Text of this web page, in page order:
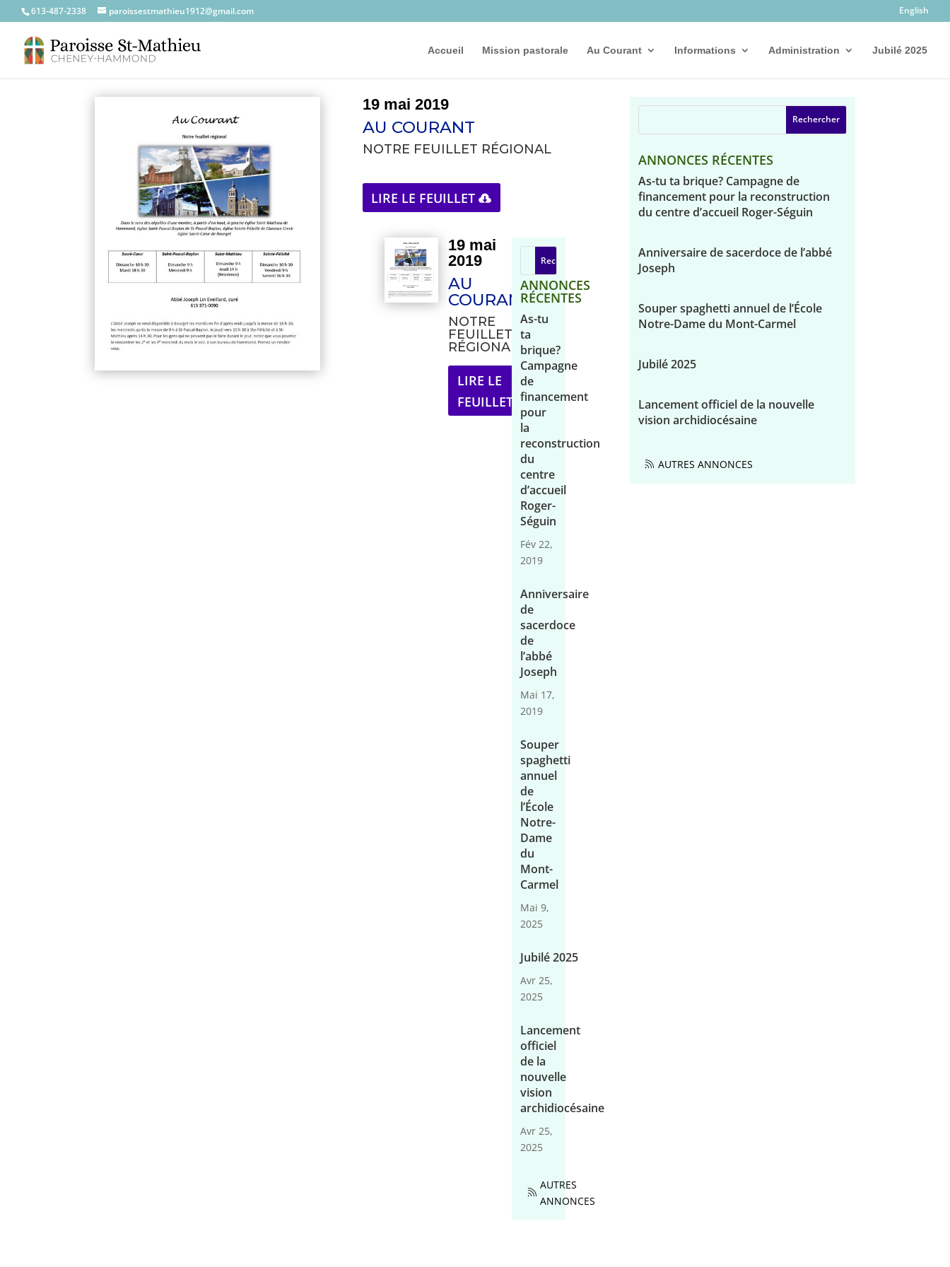
613-487-2338 paroissestmathieu1912@gmail.com English
Accueil Mission pastorale Au Courant Informations Administration Jubilé 2025
19 mai 2019
AU COURANT
NOTRE FEUILLET RÉGIONAL
LIRE LE FEUILLET
19 mai
2019
AU
COURANT
NOTRE
FEUILLET
RÉGIONAL
LIRE LE
FEUILLET
ANNONCES
RÉCENTES
As-tu
ta
brique?
Campagne
de
financement
pour
la
reconstruction
du
centre
d’accueil
Roger-
Séguin
Fév 22,
2019
Anniversaire
de
sacerdoce
de
l’abbé
Joseph
Mai 17,
2019
Souper
spaghetti
annuel
de
l’École
Notre-
Dame
du
Mont-
Carmel
Mai 9,
2025
Jubilé 2025
Avr 25,
2025
Lancement
officiel
de la
nouvelle
vision
archidiocésaine
Avr 25,
2025
AUTRES
ANNONCES
ANNONCES RÉCENTES
As-tu ta brique? Campagne de
financement pour la reconstruction
du centre d’accueil Roger-Séguin
Anniversaire de sacerdoce de l’abbé
Joseph
Souper spaghetti annuel de l’École
Notre-Dame du Mont-Carmel
Jubilé 2025
Lancement officiel de la nouvelle
vision archidiocésaine
AUTRES ANNONCES